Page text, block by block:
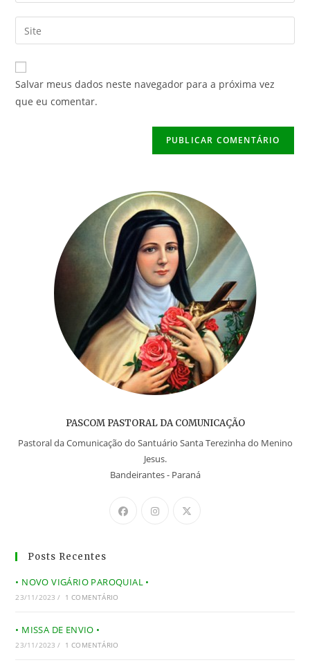
de
usuário
para
comentar
endereço
de
mail
para
comentar
Digite
o
URL
do
site
Salvar meus dados neste navegador para a próxima vez
que eu comentar.
PASCOM PASTORAL DA COMUNICAÇÃO
Pastoral da Comunicação do Santuário Santa Terezinha do Menino
Jesus.
Bandeirantes - Paraná
Posts Recentes
• NOVO VIGÁRIO PAROQUIAL •
23/11/2023 / 1 COMENTÁRIO
• MISSA DE ENVIO •
23/11/2023 / 1 COMENTÁRIO